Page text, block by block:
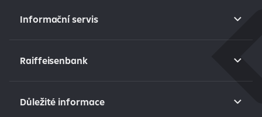
Informační servis
Raiffeisenbank
Důležité informace